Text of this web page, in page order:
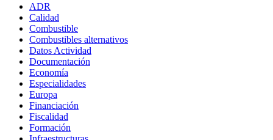
ADR
Calidad
Combustible
Combustibles alternativos
Datos Actividad
Documentación
Economía
Especialidades
Europa
Financiación
Fiscalidad
Formación